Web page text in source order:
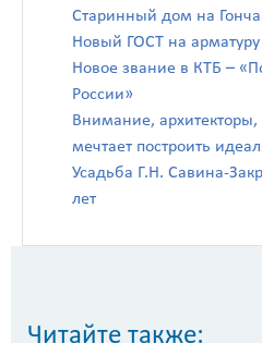
Старинный дом на
Новый ГОСТ на
Новое звание в КТБ –
России»
Внимание,
мечтает построить
Усадьба Г.Н. Савина-
лет
Читайте также: